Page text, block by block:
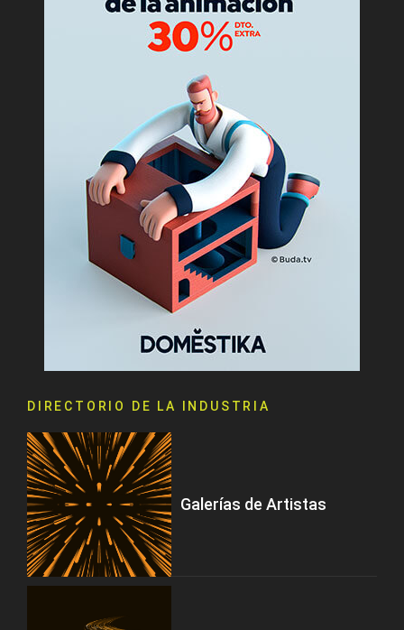
DIRECTORIO DE LA INDUSTRIA
Galerías de Artistas